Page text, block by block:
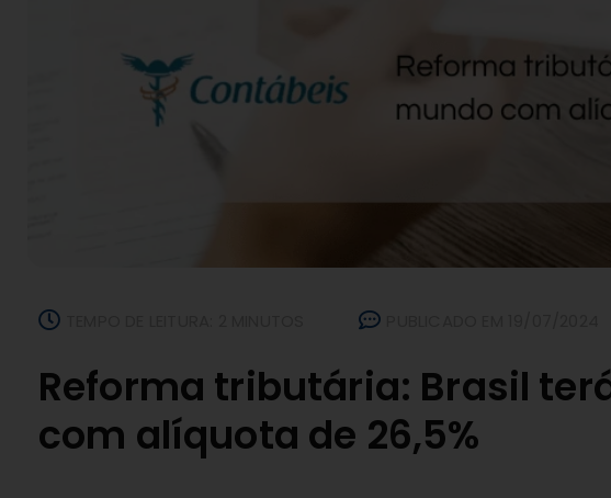
Reforma tributária: Brasil
com alíquota de 26,5%